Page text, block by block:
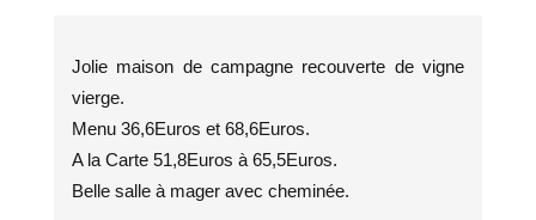
Jolie maison de campagne recouverte de vigne
vierge.
Menu 36,6Euros et 68,6Euros.
A la Carte 51,8Euros à 65,5Euros.
Belle salle à mager avec cheminée.